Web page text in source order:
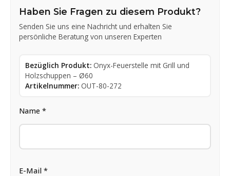
Haben Sie Fragen zu diesem Produkt?
Senden Sie uns eine Nachricht und erhalten Sie
persönliche Beratung von unseren Experten
Bezüglich Produkt: Onyx-Feuerstelle mit Grill und
Holzschuppen – Ø60
Artikelnummer: OUT-80-272
Name *
E-Mail *